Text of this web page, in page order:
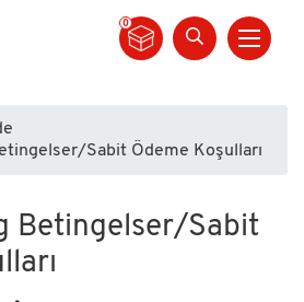
0
Sabit Ödeme Koşulları
Betingelser/Sabit